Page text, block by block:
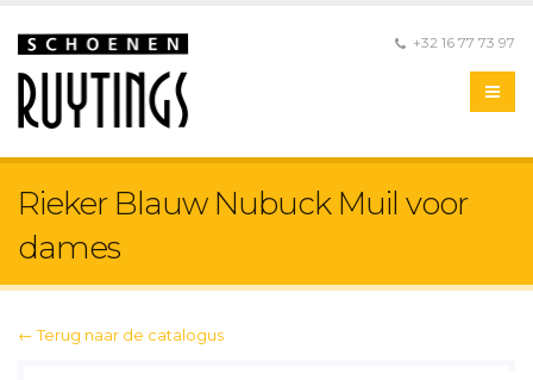
+32 16 77 73 97
Rieker Blauw Nubuck Muil voor
dames
← Terug naar de catalogus